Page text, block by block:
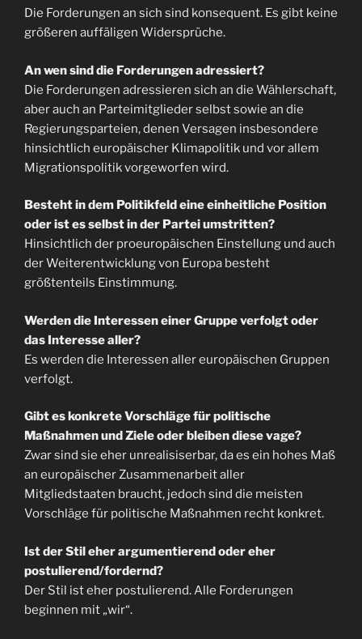
Die Forderungen an sich sind konsequent. Es gibt keine
größeren auffäligen Widersprüche.
An wen sind die Forderungen adressiert?
Die Forderungen adressieren sich an die Wählerschaft,
aber auch an Parteimitglieder selbst sowie an die
Regierungsparteien, denen Versagen insbesondere
hinsichtlich europäischer Klimapolitik und vor allem
Migrationspolitik vorgeworfen wird.
Besteht in dem Politikfeld eine einheitliche Position
oder ist es selbst in der Partei umstritten?
Hinsichtlich der proeuropäischen Einstellung und auch
der Weiterentwicklung von Europa besteht
größtenteils Einstimmung.
Werden die Interessen einer Gruppe verfolgt oder
das Interesse aller?
Es werden die Interessen aller europäischen Gruppen
verfolgt.
Gibt es konkrete Vorschläge für politische
Maßnahmen und Ziele oder bleiben diese vage?
Zwar sind sie eher unrealisiserbar, da es ein hohes Maß
an europäischer Zusammenarbeit aller
Mitgliedstaaten braucht, jedoch sind die meisten
Vorschläge für politische Maßnahmen recht konkret.
Ist der Stil eher argumentierend oder eher
postulierend/fordernd?
Der Stil ist eher postulierend. Alle Forderungen
beginnen mit „wir“.